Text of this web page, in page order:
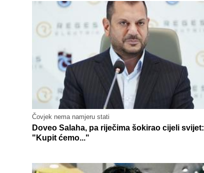
Čovjek nema namjeru stati
Doveo Salaha, pa riječima šokirao cijeli svijet:
"Kupit ćemo..."